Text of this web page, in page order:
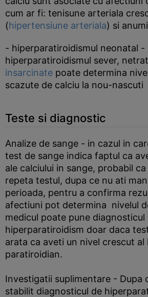
cum ar fi: tenisune arteriala
(hipertensiune arteriala) si
- hiperparatiroidismul neonatal -
hiperparatiroidismul sever,
insarcinate poate determina
scazute de calciu la nou-nascuti
Teste si diagnostic
Analize de sange - in cazul in
test de sange indica faptul ca
ale calciului in sange, probabil
repeta testul, dupa ce nu ati
perioada, pentru a confirma
afectiuni pot determina nivelul
medicul poate pune diagnosticul
hiperparatiroidism doar daca
arata ca aveti un nivel crescut al
paratiroidian.
Investigatii suplimentare - Dupa
stabilit diagnosticul de